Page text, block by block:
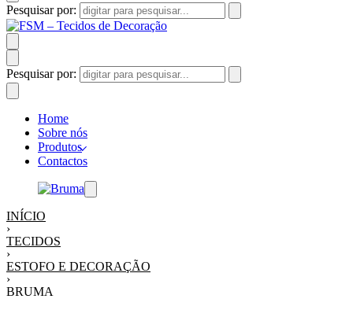
Pesquisar por:
Pesquisar por:
Home
Sobre nós
Produtos
Contactos
INÍCIO
›
TECIDOS
›
ESTOFO E DECORAÇÃO
›
BRUMA